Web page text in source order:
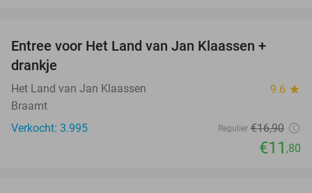
Entree voor Het Land van Jan Klaassen +
drankje
Het Land van Jan Klaassen 9.6 star
Braamt
Verkocht: 3.995
Regulier €16,90
€11 ,80